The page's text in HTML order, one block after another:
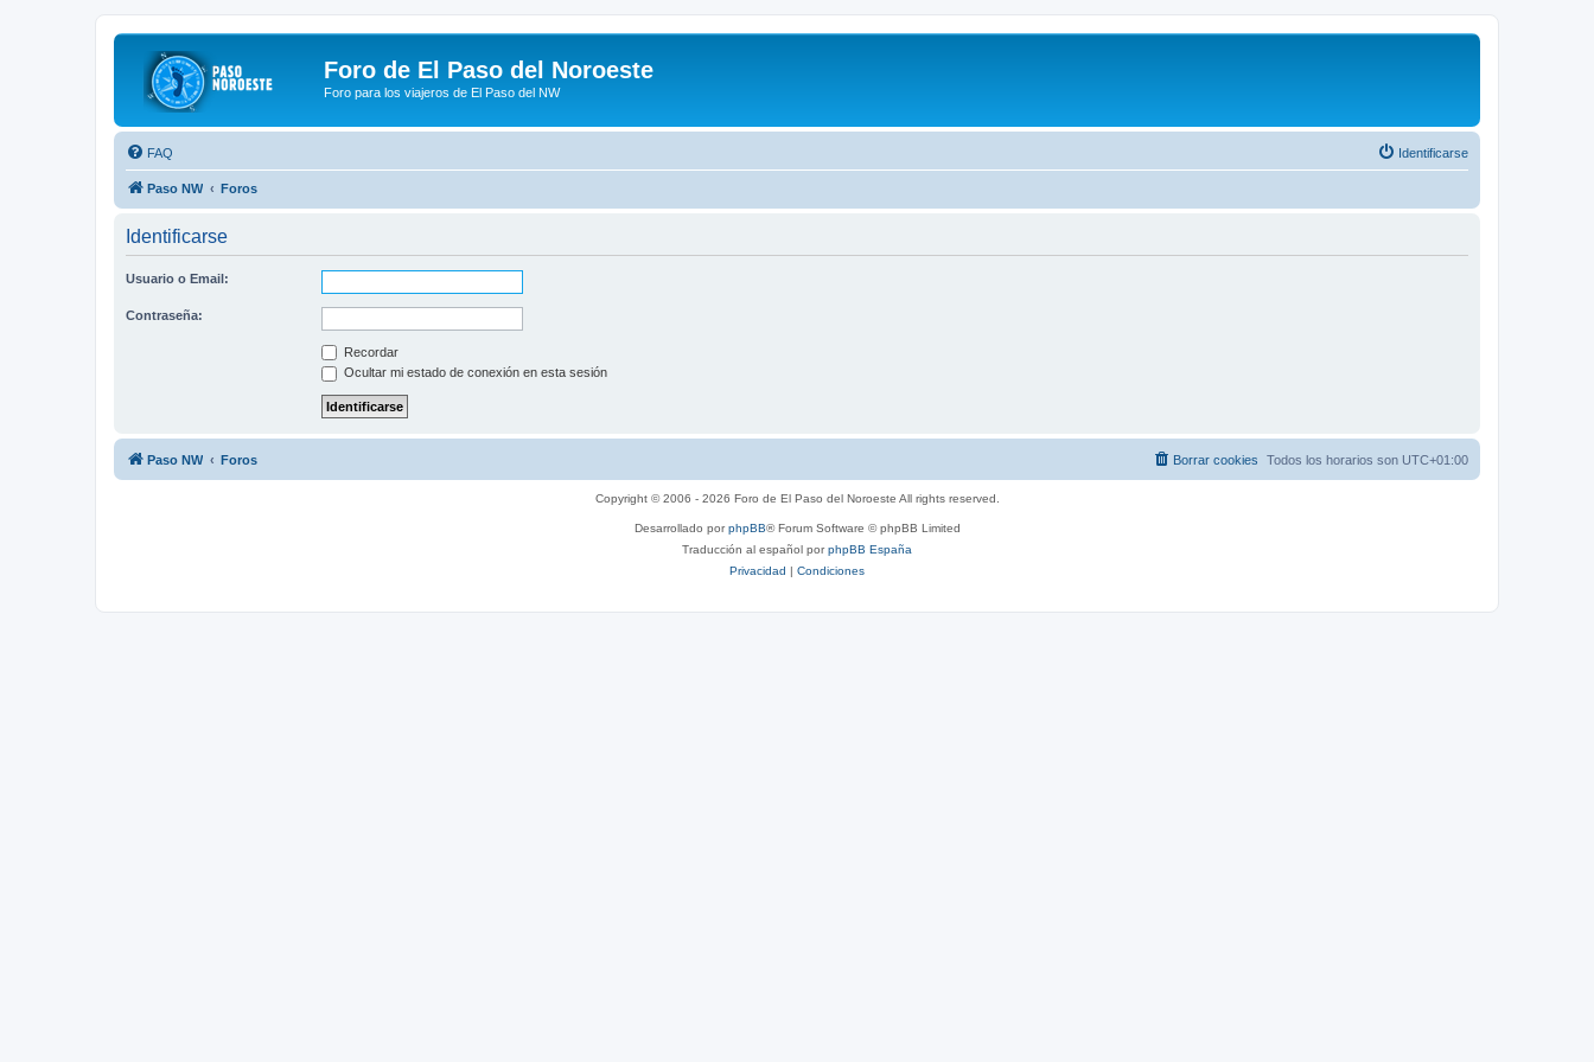
Foro de El Paso del Noroeste
Foro para los viajeros de El Paso del NW
FAQ Identificarse
Paso NW Foros
Identificarse
Usuario o Email:
Contraseña:
Recordar
Ocultar mi estado de conexión en esta sesión
Paso NW Foros Todos los horarios son UTC+01:00
Borrar cookies
Copyright © 2006 - 2026 Foro de El Paso del Noroeste All rights reserved.
Desarrollado porphpBB® Forum Software © phpBB Limited
Traducción al español porphpBB España
Privacidad | Condiciones